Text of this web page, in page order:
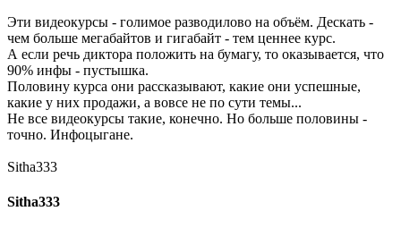
Эти видеокурсы - голимое разводилово на объём. Дескать -
чем больше мегабайтов и гигабайт - тем ценнее курс.
А если речь диктора положить на бумагу, то оказывается, что
90% инфы - пустышка.
Половину курса они рассказывают, какие они успешные,
какие у них продажи, а вовсе не по сути темы...
Не все видеокурсы такие, конечно. Но больше половины -
точно. Инфоцыгане.
Sitha333
Sitha333